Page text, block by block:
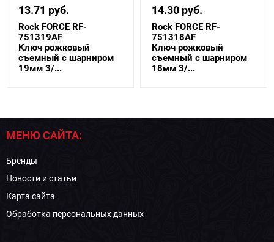
13.71 руб.
Rock FORCE RF-
751319AF
Ключ рожковый
съемный с шарниром
19мм 3/...
14.30 руб.
Rock FORCE RF-
751318AF
Ключ рожковый
съемный с шарниром
18мм 3/...
МЕНЮ САЙТА:
Бренды
Новости и статьи
Карта сайта
Обработка персональных данных